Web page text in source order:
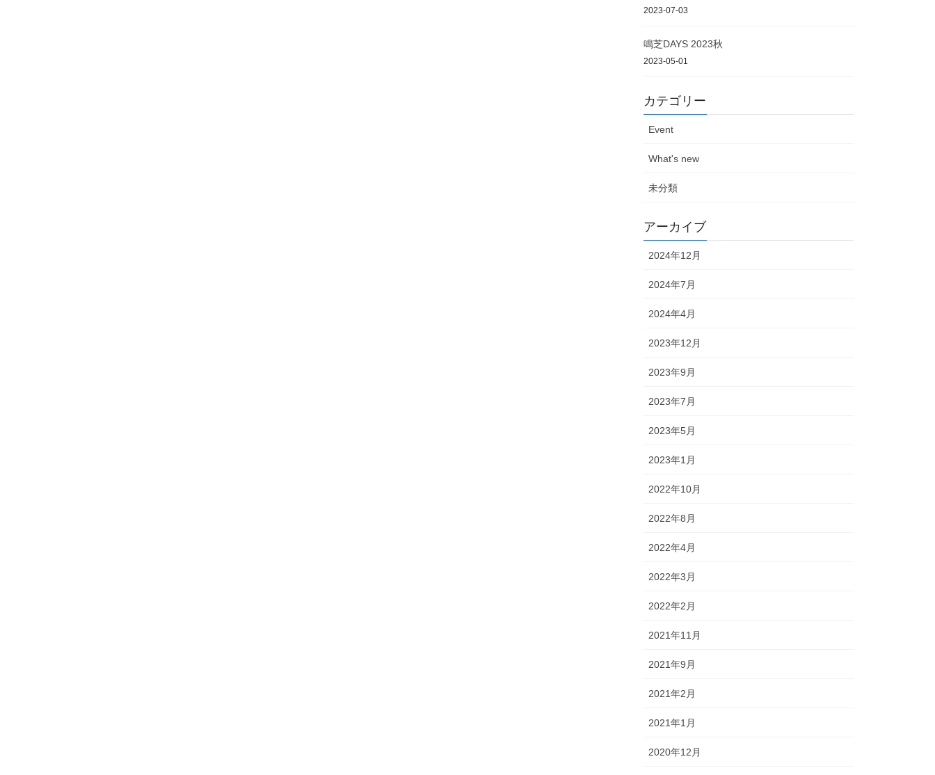
2023-07-03
鳴芝DAYS 2023秋
2023-05-01
カテゴリー
Event
What's new
未分類
アーカイブ
2024年12月
2024年7月
2024年4月
2023年12月
2023年9月
2023年7月
2023年5月
2023年1月
2022年10月
2022年8月
2022年4月
2022年3月
2022年2月
2021年11月
2021年9月
2021年2月
2021年1月
2020年12月